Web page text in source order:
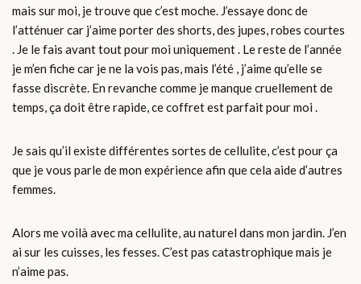
mais sur moi, je trouve que c’est moche. J’essaye donc de
l’atténuer car j’aime porter des shorts, des jupes, robes courtes
. Je le fais avant tout pour moi uniquement . Le reste de l’année
je m’en fiche car je ne la vois pas, mais l’été , j’aime qu’elle se
fasse discrète. En revanche comme je manque cruellement de
temps, ça doit être rapide, ce coffret est parfait pour moi .
Je sais qu’il existe différentes sortes de cellulite, c’est pour ça
que je vous parle de mon expérience afin que cela aide d’autres
femmes.
Alors me voilà avec ma cellulite, au naturel dans mon jardin. J’en
ai sur les cuisses, les fesses. C’est pas catastrophique mais je
n’aime pas.